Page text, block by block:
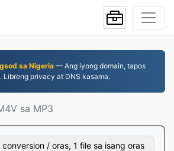
sa Nigeria — Ang iyong domain, tapos
Libreng privacy at DNS kasama.
sa MP3
conversion / oras, 1 file sa isang oras